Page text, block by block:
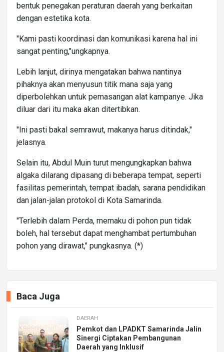
bentuk penegakan peraturan daerah yang berkaitan
dengan estetika kota.
"Kami pasti koordinasi dan komunikasi karena hal ini
sangat penting,"ungkapnya.
Lebih lanjut, dirinya mengatakan bahwa nantinya
pihaknya akan menyusun titik mana saja yang
diperbolehkan untuk pemasangan alat kampanye. Jika
diluar dari itu maka akan ditertibkan.
"Ini pasti bakal semrawut, makanya harus ditindak,"
jelasnya.
Selain itu, Abdul Muin turut mengungkapkan bahwa
algaka dilarang dipasang di beberapa tempat, seperti
fasilitas pemerintah, tempat ibadah, sarana pendidikan
dan jalan-jalan protokol di Kota Samarinda.
"Terlebih dalam Perda, memaku di pohon pun tidak
boleh, hal tersebut dapat menghambat pertumbuhan
pohon yang dirawat," pungkasnya. (*)
Baca Juga
DAERAH
Pemkot dan LPADKT Samarinda Jalin
Sinergi Ciptakan Pembangunan
Daerah yang Inklusif